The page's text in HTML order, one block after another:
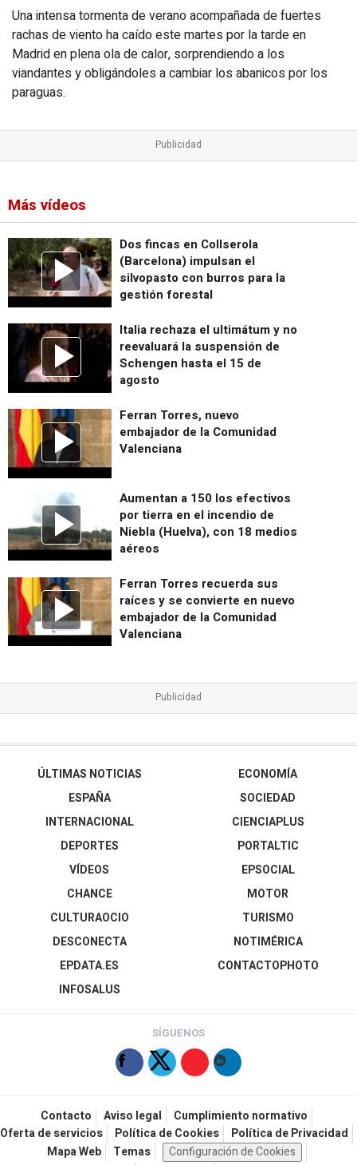
Una intensa tormenta de verano acompañada de fuertes
rachas de viento ha caído este martes por la tarde en
Madrid en plena ola de calor, sorprendiendo a los
viandantes y obligándoles a cambiar los abanicos por los
paraguas.
Más vídeos
Dos fincas en Collserola
(Barcelona) impulsan el
silvopasto con burros para la
gestión forestal
Italia rechaza el ultimátum y no
reevaluará la suspensión de
Schengen hasta el 15 de
agosto
Ferran Torres, nuevo
embajador de la Comunidad
Valenciana
Aumentan a 150 los efectivos
por tierra en el incendio de
Niebla (Huelva), con 18 medios
aéreos
Ferran Torres recuerda sus
raíces y se convierte en nuevo
embajador de la Comunidad
Valenciana
ÚLTIMAS NOTICIAS
ESPAÑA
INTERNACIONAL
DEPORTES
VÍDEOS
ECONOMÍA
SOCIEDAD
CIENCIAPLUS
PORTALTIC
EPSOCIAL
CHANCE
CULTURAOCIO
DESCONECTA
EPDATA.ES
INFOSALUS
MOTOR
TURISMO
NOTIMÉRICA
CONTACTOPHOTO
SÍGUENOS
Contacto Aviso legal
Cumplimiento normativo
Oferta de servicios
Política de Cookies
Política de Privacidad
Mapa Web
Temas
Configuración de Cookies